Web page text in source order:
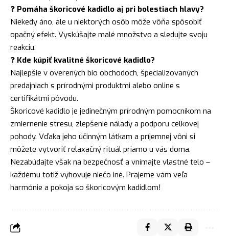
❓ Pomáha škoricové kadidlo aj pri bolestiach hlavy?
Niekedy áno, ale u niektorých osôb môže vôňa spôsobiť
opačný efekt. Vyskúšajte malé množstvo a sledujte svoju
reakciu.
❓ Kde kúpiť kvalitné škoricové kadidlo?
Najlepšie v overených bio obchodoch, špecializovaných
predajniach s prírodnými produktmi alebo online s
certifikátmi pôvodu.
Škoricové kadidlo je jedinečným prírodným pomocníkom na
zmiernenie stresu, zlepšenie nálady a podporu celkovej
pohody. Vďaka jeho účinným látkam a príjemnej vôni si
môžete vytvoriť relaxačný rituál priamo u vás doma.
Nezabúdajte však na bezpečnosť a vnímajte vlastné telo –
každému totiž vyhovuje niečo iné. Prajeme vám veľa
harmónie a pokoja so škoricovým kadidlom!